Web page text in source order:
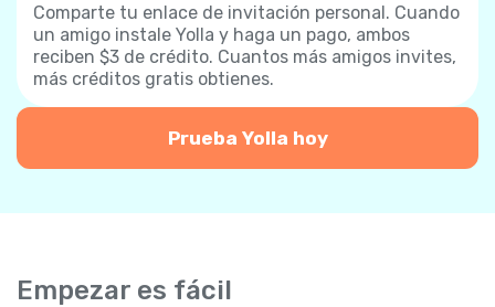
Comparte tu enlace de invitación personal. Cuando
un amigo instale Yolla y haga un pago, ambos
reciben $3 de crédito. Cuantos más amigos invites,
más créditos gratis obtienes.
Prueba Yolla hoy
Empezar es fácil